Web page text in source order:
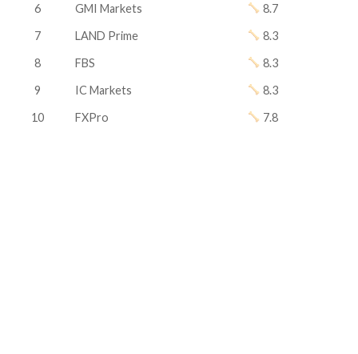
6
GMI Markets
8.7
7
LAND Prime
8.3
8
FBS
8.3
9
IC Markets
8.3
10
FXPro 7.8